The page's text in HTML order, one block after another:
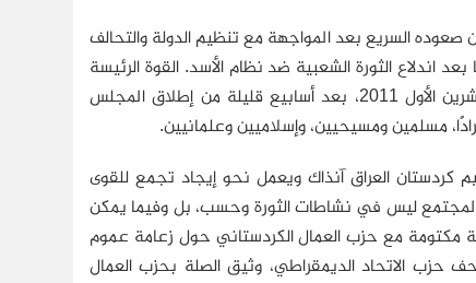
السريع بعد المواجهة مع تنظيم الدولة والتحالف
اندلاع الثورة الشعبية ضد نظام الأسد. القوة الرئيسة
كانت المجلس الوطني الكردي. أُعلن عن تأسيس المجلس في أربيل، في أكتوبر/تشرين الأول 2011، بعد أسابيع قليلة من إطلاق المجلس
مسلمين ومسيحيين، وإسلاميين وعلمانيين.
كردستان العراق آنذاك ويعمل نحو إيجاد تجمع للقوى
المجتمع ليس في نشاطات الثورة وحسب، بل وفيما يمكن
مكتومة مع حزب العمال الكردستاني حول زعامة عموم
حزب الاتحاد الديمقراطي، وثيق الصلة بحزب العمال